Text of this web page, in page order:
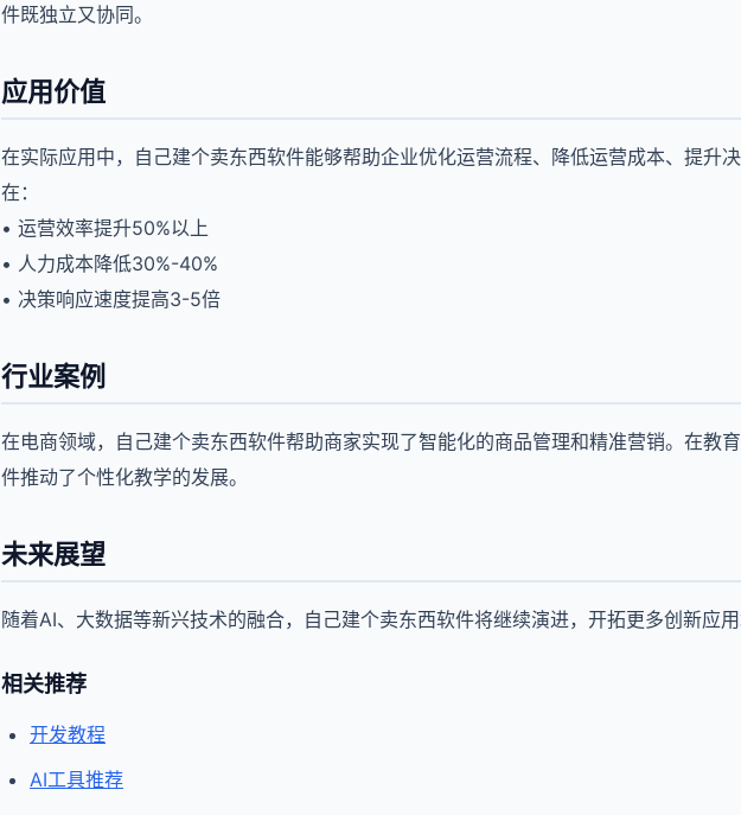
件既独立又协同。
应用价值
在实际应用中，自己建个卖东西软件能够帮助企业优化运营流程、降低运营成本、提升
在：
• 运营效率提升50%以上
• 人力成本降低30%-40%
• 决策响应速度提高3-5倍
行业案例
在电商领域，自己建个卖东西软件帮助商家实现了智能化的商品管理和精准营销。在教
件推动了个性化教学的发展。
未来展望
随着AI、大数据等新兴技术的融合，自己建个卖东西软件将继续演进，开拓更多创新应
相关推荐
开发教程
AI工具推荐